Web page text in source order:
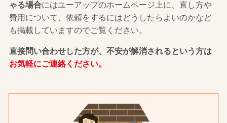
ゃる場合にはユーアップのホームページ上に、直し方や
費用について、依頼をするにはどうしたらよいのかなど
も掲載していますのでご覧ください。
直接問い合わせした方が、不安が解消されるという方は
お気軽にご連絡ください。